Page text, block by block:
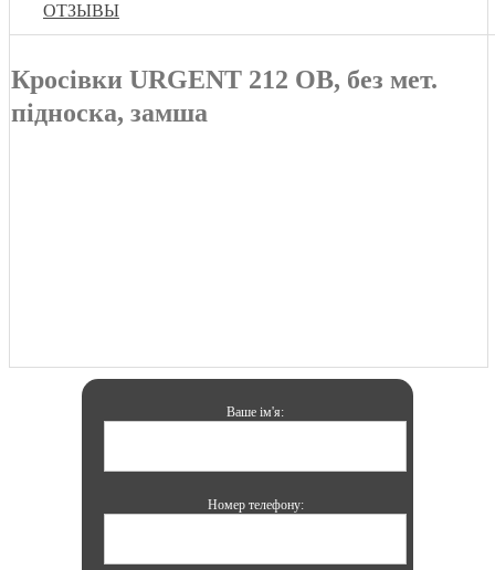
ОТЗЫВЫ
Кросівки URGENT 212 OB, без мет.
підноска, замша
Ваше ім'я:
Номер телефону: